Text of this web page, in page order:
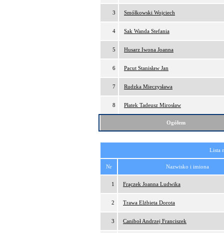
3 Smółkowski Wojciech
4 Sak Wanda Stefania
5 Husarz Iwona Joanna
6 Pacut Stanisław Jan
7 Rudzka Mieczysława
8 Płatek Tadeusz Mirosław
Ogółem
Lista
Nr Nazwisko i imiona
1 Frączek Joanna Ludwika
2 Trawa Elżbieta Dorota
3 Caniboł Andrzej Franciszek